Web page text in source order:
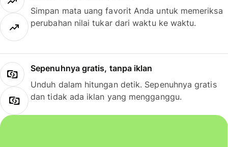
Simpan mata uang favorit Anda untuk memeriksa
perubahan nilai tukar dari waktu ke waktu.
Sepenuhnya gratis, tanpa iklan
Unduh dalam hitungan detik. Sepenuhnya gratis
dan tidak ada iklan yang mengganggu.